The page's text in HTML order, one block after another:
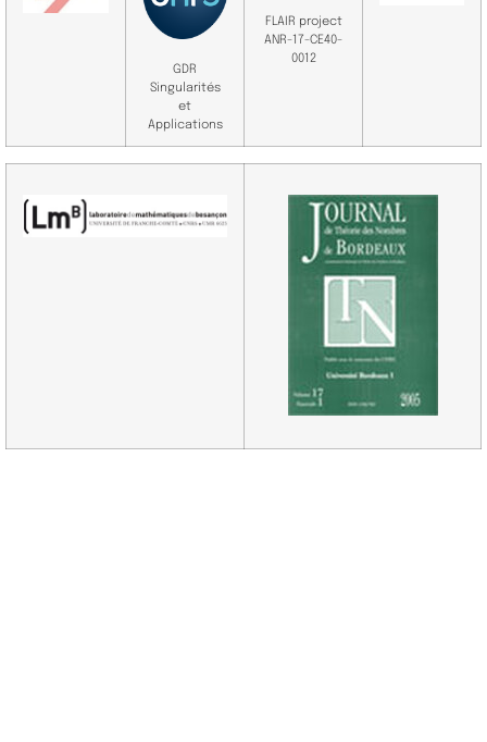
GDR
Singularités
et
Applications
FLAIR project
ANR-17-CE40-
0012